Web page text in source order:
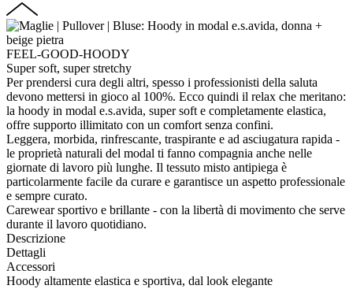
FEEL-GOOD-HOODY
Super soft, super stretchy
Per prendersi cura degli altri, spesso i professionisti della saluta
devono mettersi in gioco al 100%. Ecco quindi il relax che meritano:
la hoody in modal e.s.avida, super soft e completamente elastica,
offre supporto illimitato con un comfort senza confini.
Leggera, morbida, rinfrescante, traspirante e ad asciugatura rapida -
le proprietà naturali del modal ti fanno compagnia anche nelle
giornate di lavoro più lunghe. Il tessuto misto antipiega è
particolarmente facile da curare e garantisce un aspetto professionale
e sempre curato.
Carewear sportivo e brillante - con la libertà di movimento che serve
durante il lavoro quotidiano.
Descrizione
Dettagli
Accessori
Hoody altamente elastica e sportiva, dal look elegante